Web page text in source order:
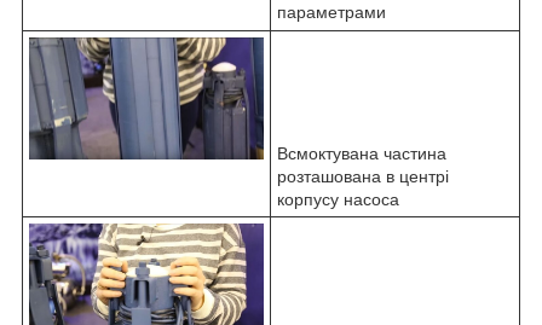
параметрами
Всмоктувана частина
розташована в центрі
корпусу насоса